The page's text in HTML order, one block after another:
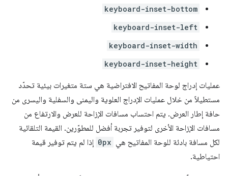
keyboard-inset-bottom
keyboard-inset-left
keyboard-inset-width
keyboard-inset-height
عمليات إدراج لوحة المفاتيح الافتراضية هي ستة متغيرات بيئية تحدّد
مستطيلاً من خلال عمليات الإدراج العلوية واليمنى والسفلية واليسرى من
حافة إطار العرض. يتم احتساب مسافات الإزاحة للعرض والارتفاع من
مسافات الإزاحة الأخرى لتوفير تجربة أفضل للمطوّرين. القيمة التلقائية
لكل مسافة بادئة للوحة المفاتيح هي 0px إذا لم يتم توفير قيمة
احتياطية.